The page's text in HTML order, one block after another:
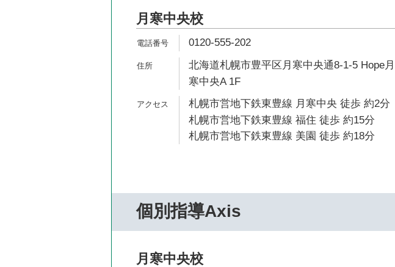
月寒中央校
0120-555-202
北海道札幌市豊平区月寒中央通8-1-5 Hope月
寒中央A 1F
札幌市営地下鉄東豊線 月寒中央 徒歩 約2分
札幌市営地下鉄東豊線 福住 徒歩 約15分
札幌市営地下鉄東豊線 美園 徒歩 約18分
個別指導Axis
月寒中央校